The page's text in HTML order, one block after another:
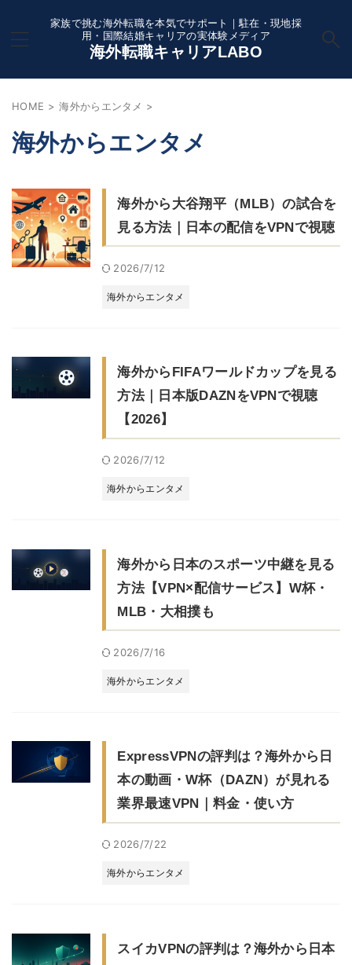
家族で挑む海外転職を本気でサポート｜駐在・現地採
用・国際結婚キャリアの実体験メディア
海外転職キャリアLABO
HOME > 海外からエンタメ >
海外からエンタメ
海外から大谷翔平（MLB）の試合を
見る方法｜日本の配信をVPNで視聴
2026/7/12
海外からエンタメ
海外からFIFAワールドカップを見る
方法｜日本版DAZNをVPNで視聴
【2026】
2026/7/12
海外からエンタメ
海外から日本のスポーツ中継を見る
方法【VPN×配信サービス】W杯・
MLB・大相撲も
2026/7/16
海外からエンタメ
ExpressVPNの評判は？海外から日
本の動画・W杯（DAZN）が見れる
業界最速VPN｜料金・使い方
2026/7/22
海外からエンタメ
スイカVPNの評判は？海外から日本